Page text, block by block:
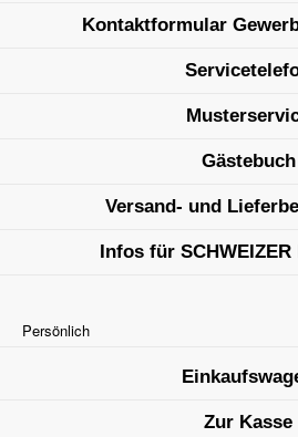
Kontaktformular
Gästebuch
Versand- und
Infos für
Persönlich
Zur Kasse